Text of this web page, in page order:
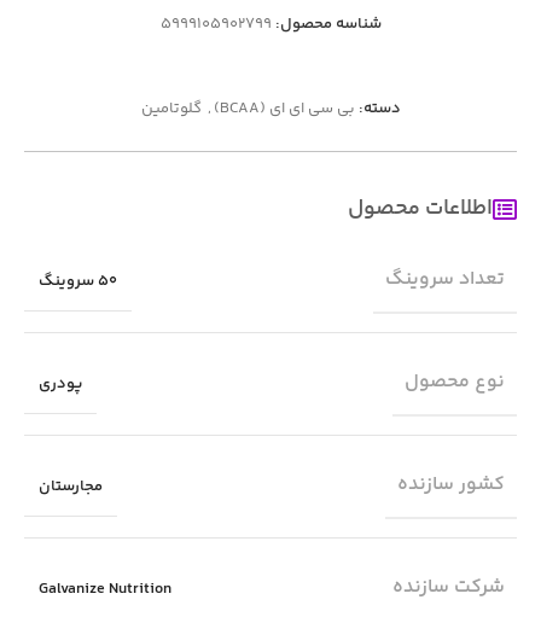
شناسه محصول: 5999105902799
دسته: بی سی ای ای (BCAA) , گلوتامین
اطلاعات محصول
تعداد سروینگ 50 سروینگ
نوع محصول پودری
کشور سازنده مجارستان
شرکت سازنده Galvanize Nutrition